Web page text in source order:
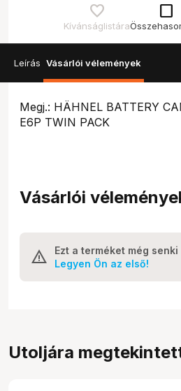
Kívánságlistára
check_box_outline_blank
Leírás Vásárlói vélemények
Megj.: HÄHNEL BATTERY
E6P TWIN PACK
Vásárlói
Ezt a terméket még
Legyen Ön az első!
Utoljára